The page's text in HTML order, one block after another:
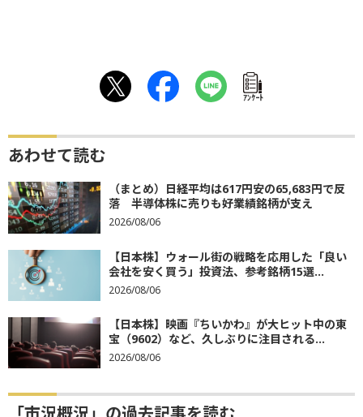
ｱﾝｹｰﾄ
あわせて読む
（まとめ）日経平均は617円安の65,683円で反
落 半導体株に売りも好業績銘柄が支え
2026/08/06
【日本株】ウォール街の戦略を応用した「良い
会社を安く買う」投資法、参考銘柄15選...
2026/08/06
【日本株】映画『ちいかわ』が大ヒット中の東
宝（9602）など、久しぶりに注目される...
2026/08/06